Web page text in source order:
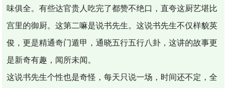
味俱全。有些达官贵人吃完了都赞不绝口，直夸这厨艺堪比
宫里的御厨。这第二嘛是说书先生。这说书先生不仅样貌英
俊，更是精通奇门遁甲，通晓五行五行八卦，这讲的故事更
是新奇有趣，闻所未闻。
这说书先生个性也是奇怪，每天只说一场，时间还不定，全